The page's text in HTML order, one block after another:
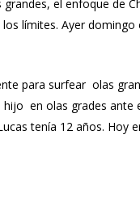
el enfoque de
límites. Ayer
para surfear olas
en olas grades ante
tenía 12 años. Hoy